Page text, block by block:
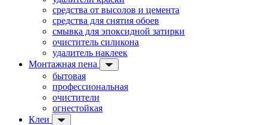
средства от высолов и цемента
средства для снятия обоев
смывка для эпоксидной затирки
очиститель силикона
удалитель наклеек
Монтажная пена
бытовая
профессиональная
очистители
огнестойкая
Клеи